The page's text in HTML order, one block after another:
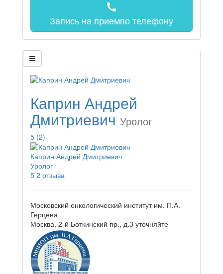
call
Запись на приемпо телефону
Каприн Андрей
Дмитриевич Уролог
5 (2)
Каприн Андрей Дмитриевич
Уролог
5 2 отзыва
Московский онкологический институт им. П.А.
Герцена
Москва, 2-й Боткинский пр., д.3 уточняйте